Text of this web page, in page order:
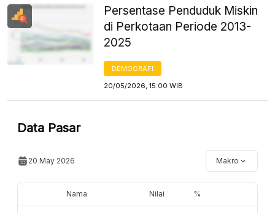
Persentase Penduduk Miskin
di Perkotaan Periode 2013-
2025
DEMOGRAFI
20/05/2026, 15:00 WIB
Data Pasar
20 May 2026 Makro
Nama Nilai %